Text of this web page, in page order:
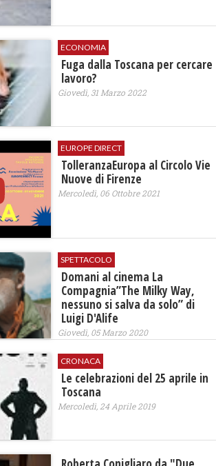
ECONOMIA
Fuga dalla Toscana per cercare
lavoro?
Giovedì, 31 Marzo 2022
EUROPE DIRECT
TolleranzaEuropa al Circolo Vie
Nuove di Firenze
Mercoledì, 06 Ottobre 2021
SPETTACOLO
Domani al cinema La
Compagnia”The Milky Way,
nessuno si salva da solo” di
Luigi D'Alife
Giovedì, 05 Marzo 2020
CRONACA
Le celebrazioni del 25 aprile in
Toscana
Mercoledì, 24 Aprile 2019